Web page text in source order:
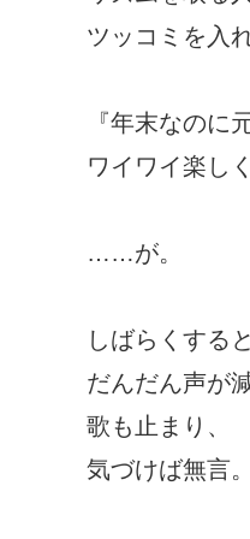
ツッコミを入
『年末なのに
ワイワイ楽し
……が。
しばらくすると
だんだん声が
歌も止まり、
気づけば無言。